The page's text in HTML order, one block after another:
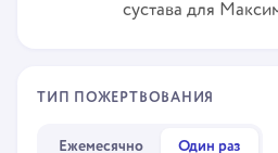
РЕКВИЗИТЫ ФОНДА
СДЕЛАТЬ ПОЖЕРТВОВАНИЕ
СТАТЬ ВОЛОНТЕРОМ ФОНДА
сустава для
ТИП ПОЖЕРТВОВАНИЯ
Ежемесячно Один раз